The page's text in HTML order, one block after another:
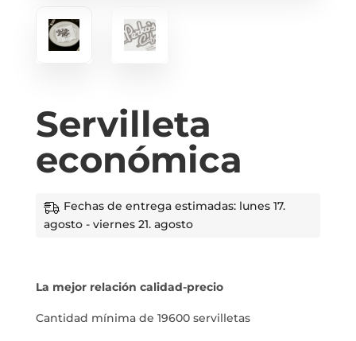
Servilleta
económica
Fechas de entrega estimadas: lunes 17.
agosto - viernes 21. agosto
La mejor relación calidad-precio
Cantidad mínima de 19600 servilletas